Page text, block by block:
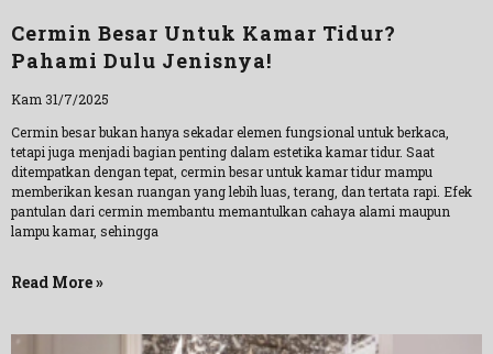
Cermin Besar Untuk Kamar Tidur?
Pahami Dulu Jenisnya!
Kam 31/7/2025
Cermin besar bukan hanya sekadar elemen fungsional untuk berkaca,
tetapi juga menjadi bagian penting dalam estetika kamar tidur. Saat
ditempatkan dengan tepat, cermin besar untuk kamar tidur mampu
memberikan kesan ruangan yang lebih luas, terang, dan tertata rapi. Efek
pantulan dari cermin membantu memantulkan cahaya alami maupun
lampu kamar, sehingga
Read More »